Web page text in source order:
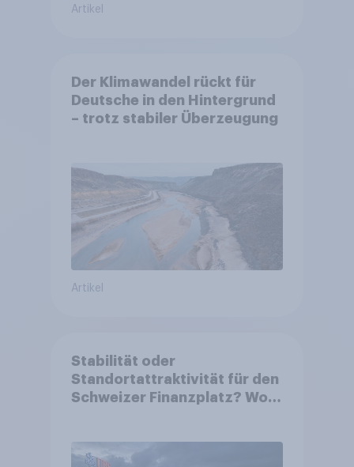
Artikel
Der Klimawandel rückt für
Deutsche in den Hintergrund
– trotz stabiler Überzeugung
Artikel
Stabilität oder
Standortattraktivität für den
Schweizer Finanzplatz? Wo
von Grossbanken steht